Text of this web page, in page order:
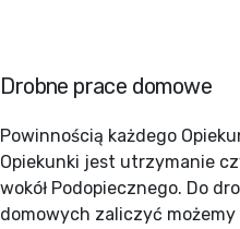
Drobne prace domowe
Powinnością każdego
Opiekunki jest utrzymanie
wokół Podopiecznego. Do
domowych zaliczyć możemy